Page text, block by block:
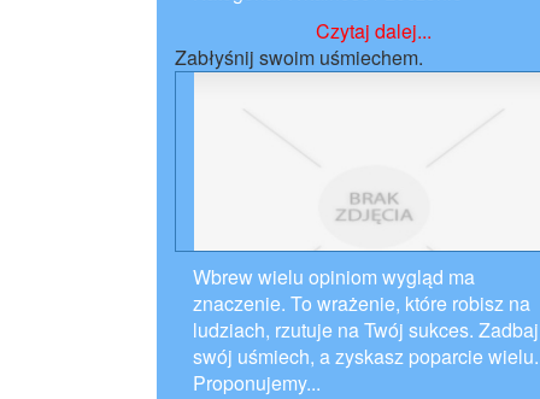
Czytaj dalej...
Zabłyśnij swoim uśmiechem.
Wbrew wielu opiniom wygląd ma
znaczenie. To wrażenie, które robisz na
ludziach, rzutuje na Twój sukces.
swój uśmiech, a zyskasz poparcie wielu.
Proponujemy...